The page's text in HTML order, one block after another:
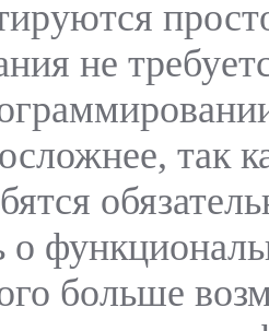
не
так
о
больше